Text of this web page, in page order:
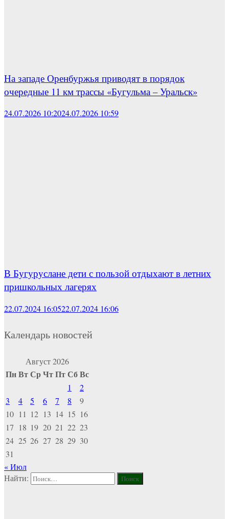
На западе Оренбуржья приводят в порядок
очередные 11 км трассы «Бугульма – Уральск»
24.07.2026 10:2024.07.2026 10:59
В Бугуруслане дети с пользой отдыхают в летних
пришкольных лагерях
22.07.2024 16:0522.07.2024 16:06
Календарь новостей
Август 2026
ПнВтСрЧтПтСбВс
1
2
3
4 5 6 7 8
9
10 11 12 13 14 15 16
17 18 19 20 21 22 23
24 25 26 27 28 29 30
31
« Июл
Найти: